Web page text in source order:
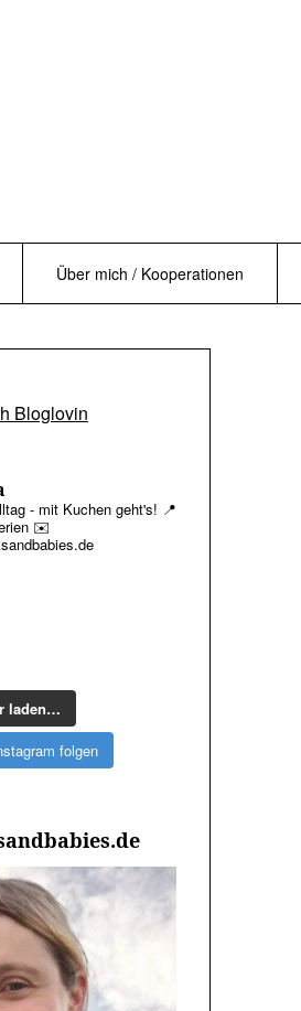
Über mich / Kooperationen
Bloglovin
- mit Kuchen geht's! 📍
✉️
laden…
folgen